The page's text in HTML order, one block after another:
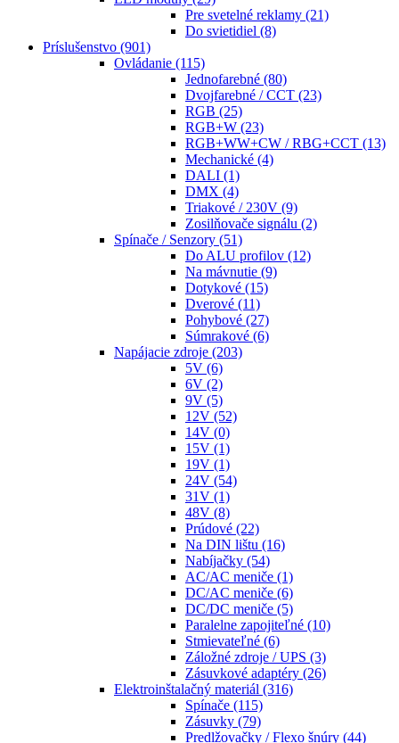
Pre svetelné reklamy (21)
Do svietidiel (8)
Príslušenstvo (901)
Ovládanie (115)
Jednofarebné (80)
Dvojfarebné / CCT (23)
RGB (25)
RGB+W (23)
RGB+WW+CW / RBG+CCT (13)
Mechanické (4)
DALI (1)
DMX (4)
Triakové / 230V (9)
Zosilňovače signálu (2)
Spínače / Senzory (51)
Do ALU profilov (12)
Na mávnutie (9)
Dotykové (15)
Dverové (11)
Pohybové (27)
Súmrakové (6)
Napájacie zdroje (203)
5V (6)
6V (2)
9V (5)
12V (52)
14V (0)
15V (1)
19V (1)
24V (54)
31V (1)
48V (8)
Prúdové (22)
Na DIN lištu (16)
Nabíjačky (54)
AC/AC meniče (1)
DC/AC meniče (6)
DC/DC meniče (5)
Paralelne zapojiteľné (10)
Stmievateľné (6)
Záložné zdroje / UPS (3)
Zásuvkové adaptéry (26)
Elektroinštalačný materiál (316)
Spínače (115)
Zásuvky (79)
Predlžovačky / Flexo šnúry (44)